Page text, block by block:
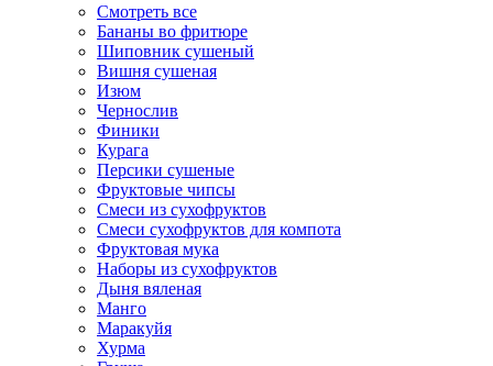
Смотреть все
Бананы во фритюре
Шиповник сушеный
Вишня сушеная
Изюм
Чернослив
Финики
Курага
Персики сушеные
Фруктовые чипсы
Смеси из сухофруктов
Смеси сухофруктов для компота
Фруктовая мука
Наборы из сухофруктов
Дыня вяленая
Манго
Маракуйя
Хурма